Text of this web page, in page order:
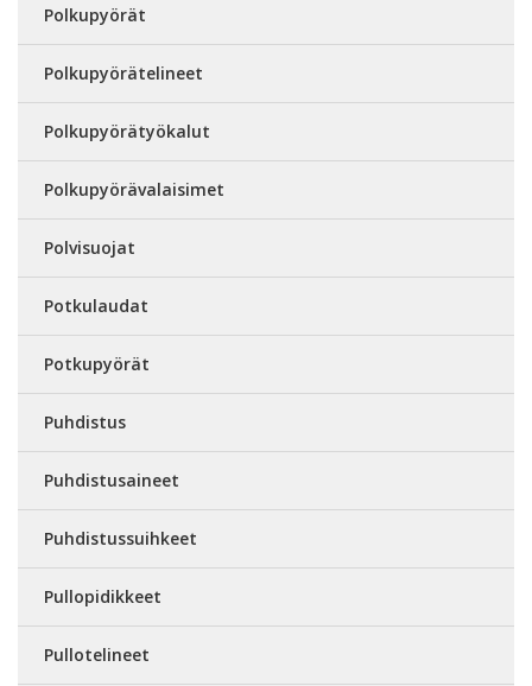
Polkupyörät
Polkupyörätelineet
Polkupyörätyökalut
Polkupyörävalaisimet
Polvisuojat
Potkulaudat
Potkupyörät
Puhdistus
Puhdistusaineet
Puhdistussuihkeet
Pullopidikkeet
Pullotelineet